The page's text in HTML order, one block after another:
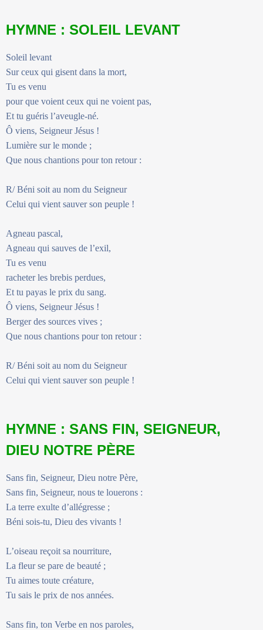
HYMNE : SOLEIL LEVANT
Soleil levant
Sur ceux qui gisent dans la mort,
Tu es venu
pour que voient ceux qui ne voient pas,
Et tu guéris l’aveugle-né.
Ô viens, Seigneur Jésus !
Lumière sur le monde ;
Que nous chantions pour ton retour :
R/ Béni soit au nom du Seigneur
Celui qui vient sauver son peuple !
Agneau pascal,
Agneau qui sauves de l’exil,
Tu es venu
racheter les brebis perdues,
Et tu payas le prix du sang.
Ô viens, Seigneur Jésus !
Berger des sources vives ;
Que nous chantions pour ton retour :
R/ Béni soit au nom du Seigneur
Celui qui vient sauver son peuple !
HYMNE : SANS FIN, SEIGNEUR,
DIEU NOTRE PÈRE
Sans fin, Seigneur, Dieu notre Père,
Sans fin, Seigneur, nous te louerons :
La terre exulte d’allégresse ;
Béni sois-tu, Dieu des vivants !
L’oiseau reçoit sa nourriture,
La fleur se pare de beauté ;
Tu aimes toute créature,
Tu sais le prix de nos années.
Sans fin, ton Verbe en nos paroles,